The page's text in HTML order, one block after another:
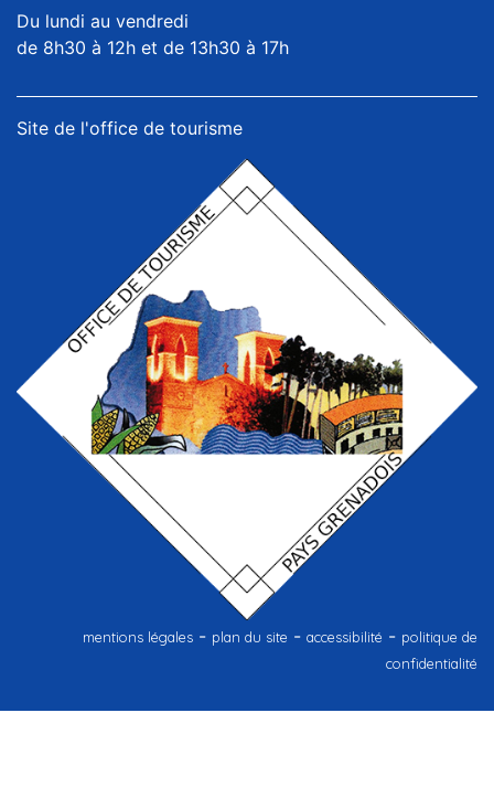
Du lundi au vendredi
de 8h30 à 12h et de 13h30 à 17h
Site de l'office de tourisme
mentions légales - plan du site - accessibilité - politique de
confidentialité